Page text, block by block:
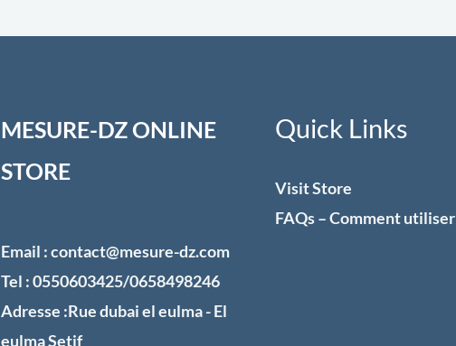
MESURE-DZ ONLINE
STORE
Email : contact@mesure-dz.com
Tel : 0550603425/0658498246
Adresse :Rue dubai el eulma - El
eulma Setif
Quick Links
Visit Store
FAQs – Comment utiliser